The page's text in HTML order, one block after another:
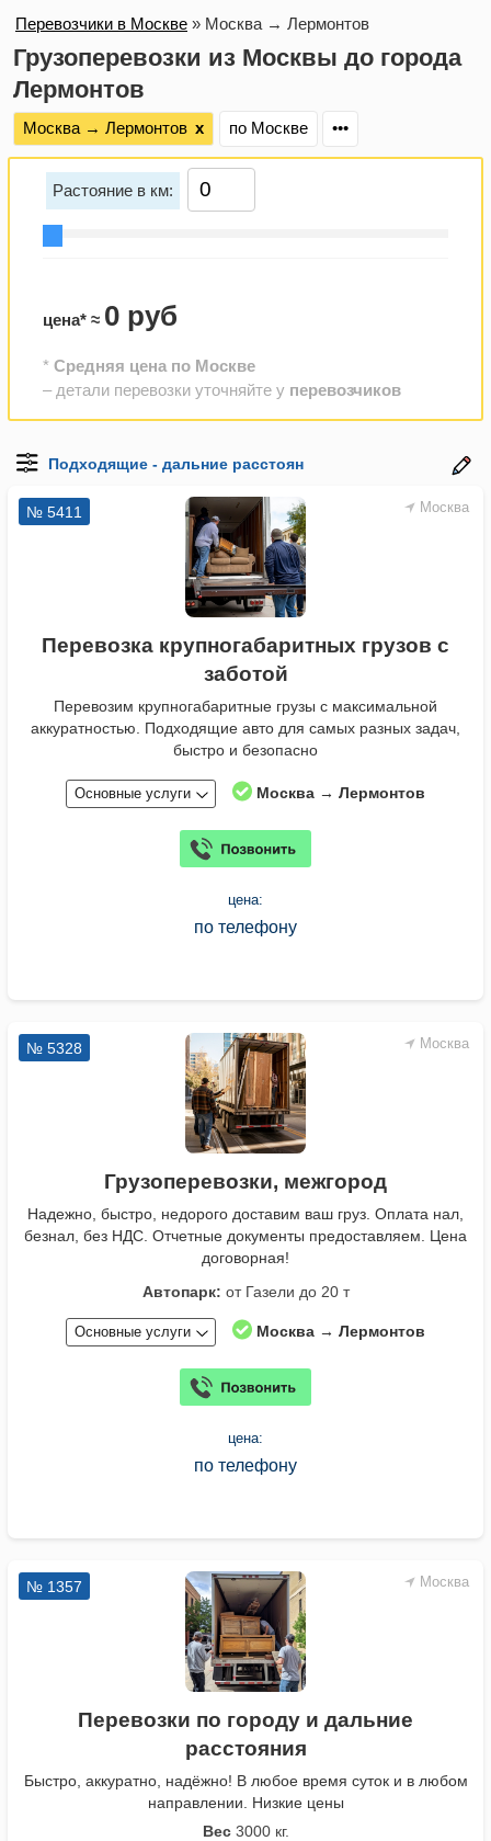
Перевозчики в Москве » Москва → Лермонтов
Грузоперевозки из Москвы до города
Лермонтов
Москва → Лермонтов х по Москве •••
Растояние в км:
цена* ≈ 0 руб
* Средняя цена по Москве
– детали перевозки уточняйте у перевозчиков
Москва
№ 5411
Перевозка крупногабаритных грузов с
заботой
Перевозим крупногабаритные грузы с максимальной
аккуратностью. Подходящие авто для самых разных задач,
быстро и безопасно
Основные услуги Москва → Лермонтов
цена:
по телефону
Москва
№ 5328
Грузоперевозки, межгород
Надежно, быстро, недорого доставим ваш груз. Оплата нал,
безнал, без НДС. Отчетные документы предоставляем. Цена
договорная!
Автопарк: от Газели до 20 т
Основные услуги Москва → Лермонтов
цена:
по телефону
Москва
№ 1357
Перевозки по городу и дальние
расстояния
Быстро, аккуратно, надёжно! В любое время суток и в любом
направлении. Низкие цены
Вес3000 кг.